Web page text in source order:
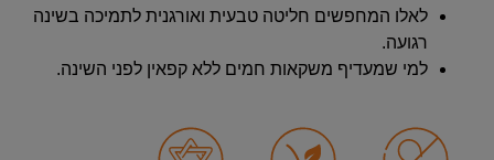
לאלו המחפשים חליטה טבעית ואורגנית לתמיכה בשינה
רגועה.
למי שמעדיף משקאות חמים ללא קפאין לפני השינה.